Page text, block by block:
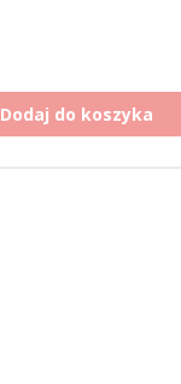
Dodaj do koszyka